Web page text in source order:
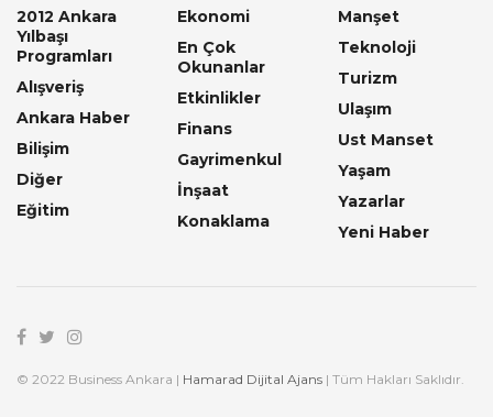
2012 Ankara
Yılbaşı
Programları
Alışveriş
Ankara Haber
Bilişim
Diğer
Eğitim
Ekonomi
En Çok
Okunanlar
Etkinlikler
Finans
Gayrimenkul
İnşaat
Konaklama
Manşet
Teknoloji
Turizm
Ulaşım
Ust Manset
Yaşam
Yazarlar
Yeni Haber
© 2022 Business Ankara | Hamarad Dijital Ajans | Tüm Hakları Saklıdır.